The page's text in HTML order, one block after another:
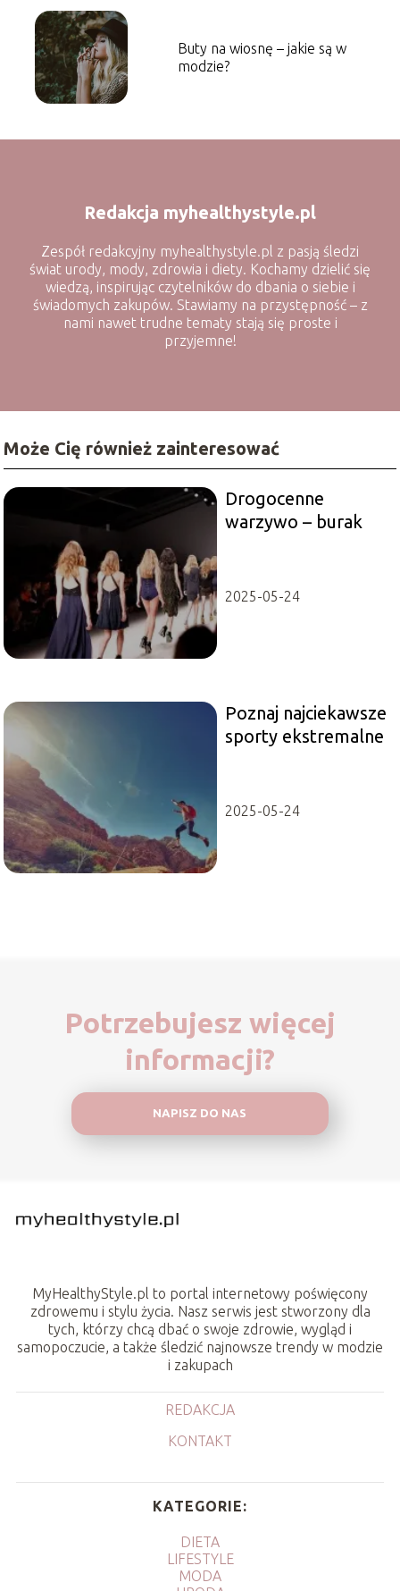
Buty na wiosnę – jakie są w
modzie?
Redakcja myhealthystyle.pl
Zespół redakcyjny myhealthystyle.pl z pasją śledzi
świat urody, mody, zdrowia i diety. Kochamy dzielić się
wiedzą, inspirując czytelników do dbania o siebie i
świadomych zakupów. Stawiamy na przystępność – z
nami nawet trudne tematy stają się proste i
przyjemne!
Może Cię również zainteresować
Drogocenne
warzywo – burak
2025-05-24
Poznaj najciekawsze
sporty ekstremalne
2025-05-24
Potrzebujesz więcej
informacji?
NAPISZ DO NAS
MyHealthyStyle.pl to portal internetowy poświęcony
zdrowemu i stylu życia. Nasz serwis jest stworzony dla
tych, którzy chcą dbać o swoje zdrowie, wygląd i
samopoczucie, a także śledzić najnowsze trendy w modzie
i zakupach
REDAKCJA
KONTAKT
KATEGORIE:
DIETA
LIFESTYLE
MODA